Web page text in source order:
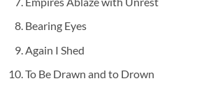
Bearing Eyes
Again I Shed
To Be Drawn and to Drown